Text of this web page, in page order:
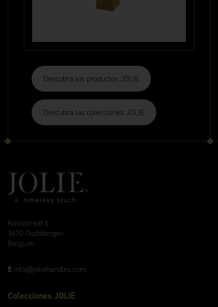
Descubra los productos JOLIE
Descubra las colecciones JOLIE
Kolisstraat 6
3670 Oudsbergen
Belgium
E info@joliehandles.com
Colecciones JOLIE